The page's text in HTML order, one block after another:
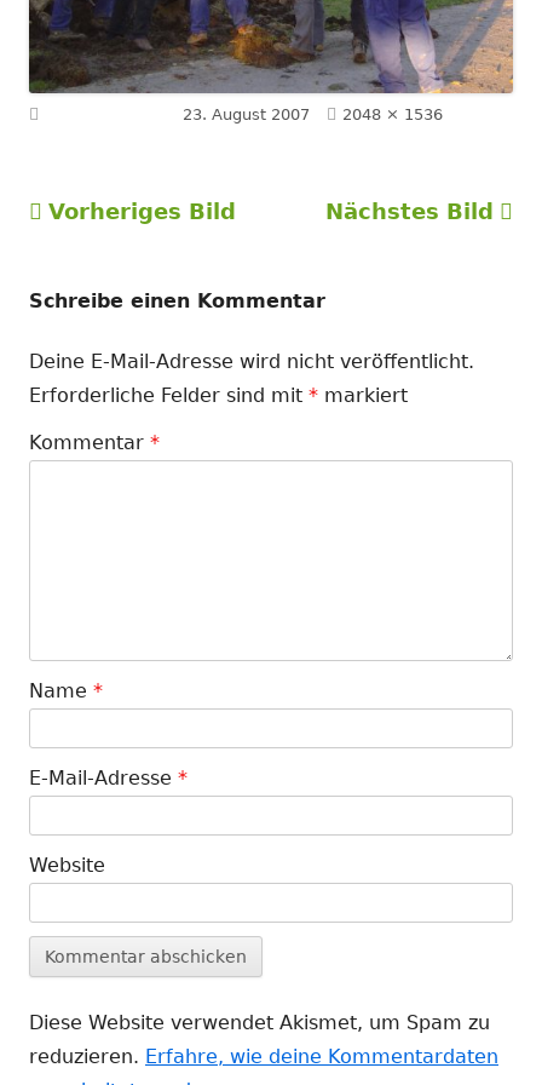
23. August 2007 Volle
2048 × 1536
Vorheriges Bild Nächstes Bild
Schreibe einen Kommentar
Deine E-Mail-Adresse wird nicht veröffentlicht.
Erforderliche Felder sind mit * markiert
Kommentar *
Name *
E-Mail-Adresse *
Website
Diese Website verwendet Akismet, um Spam zu
reduzieren. Erfahre, wie deine Kommentardaten